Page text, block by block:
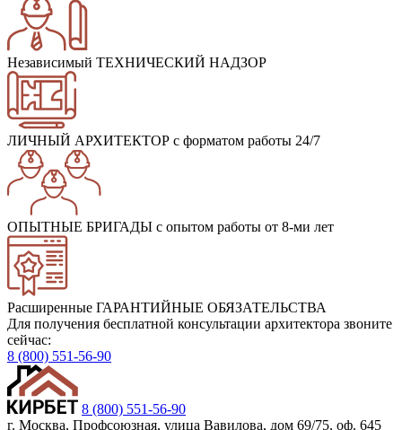
Независимый ТЕХНИЧЕСКИЙ НАДЗОР
ЛИЧНЫЙ АРХИТЕКТОР с форматом работы 24/7
ОПЫТНЫЕ БРИГАДЫ с опытом работы от 8-ми лет
Расширенные ГАРАНТИЙНЫЕ ОБЯЗАТЕЛЬСТВА
Для получения бесплатной консультации архитектора звоните
сейчас:
8 (800) 551-56-90
8 (800) 551-56-90
г. Москва, Профсоюзная, улица Вавилова, дом 69/75, оф. 645